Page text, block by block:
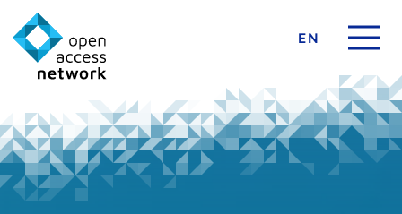
EN